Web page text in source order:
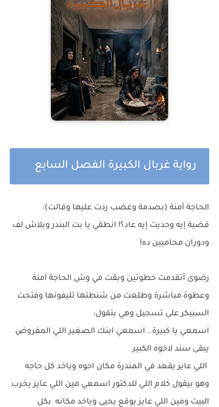
رواية غربال الكبيرة الفصل السابع
الحاجة آمنة (بصدمة وغضب ردت عليها وقالت):
قضية إيه وحديت إيه عاد؟! انطقي يا بت البندر وبلاش لف
ودوران محاميين ده!
رضوى أتقدمت خطوتين وبقت في وش الحاجة آمنة
وعطوة مباشرة وطلعت من شنطتها تليفونها وفتحت
السبيكر على تسجيل وهي بتقول:
اسمعي يا كبيرة.. اسمعي ابنك الصغير اللي المفروض
يبقى سند لاخوه الكبير
اللي عايز يقعد في المندرة مكان اخوه وياخد كل حاجه
وهو بيقول كلام اللي للدكتور اسمعي مين اللي عايز يخرب
البيت ومين اللي عايز يوقع يحيى وياخد مكانه بكل